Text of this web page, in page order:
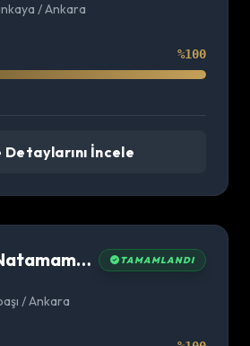
/ Ankara
%100
Detaylarını İncele
Hacılar İleri Natamam Villa TAMAMLANDI
/ Ankara